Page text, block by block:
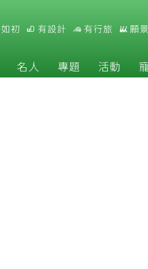
初 有設計 有行旅 願景
名人 專題 活動